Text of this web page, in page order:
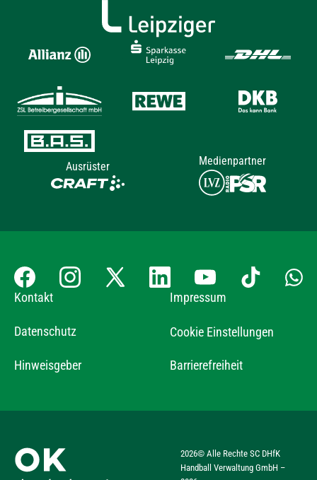
Ausrüster Medienpartner
Kontakt Impressum
Datenschutz Cookie Einstellungen
Hinweisgeber Barrierefreiheit
2026© Alle Rechte SC DHfK
Handball Verwaltung GmbH –